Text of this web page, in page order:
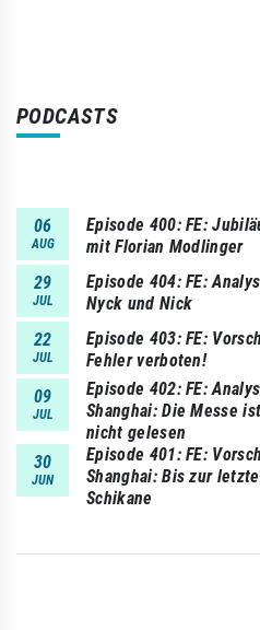
PODCASTS
06
AUG
Episode 400 FE:
mit Florian Modlinger
29
JUL
Episode 404 FE:
Nyck und Nick
22
JUL
Episode 403 FE:
Fehler verboten!
09
JUL
Episode 402 FE:
Shanghai: Die Messe
nicht gelesen
30
JUN
Episode 401 FE:
Shanghai: Bis zur
Schikane